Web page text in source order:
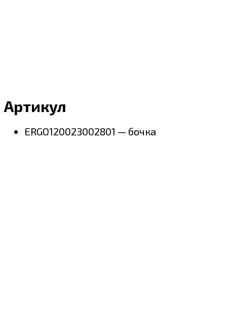
Артикул
ERGO120023002801 — бочка